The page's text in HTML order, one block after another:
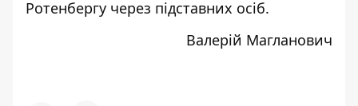
Ротенбергу через підставних осіб.
Валерій Магланович